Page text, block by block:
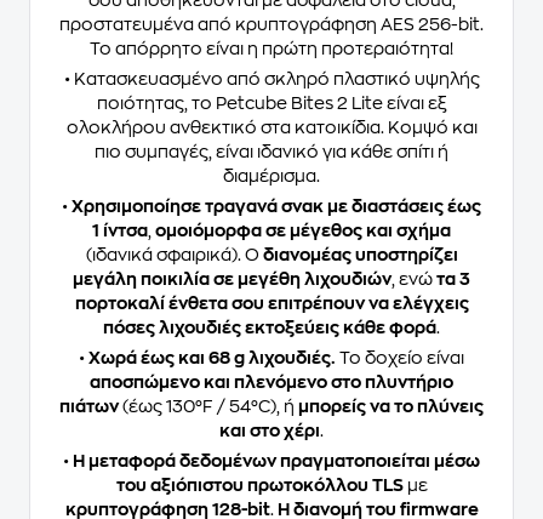
προστατευμένα από κρυπτογράφηση AES 256-bit.
Το απόρρητο είναι η πρώτη προτεραιότητα!
• Κατασκευασμένο από σκληρό πλαστικό υψηλής
ποιότητας, το Petcube Bites 2 Lite είναι εξ
ολοκλήρου ανθεκτικό στα κατοικίδια. Κομψό και
πιο συμπαγές, είναι ιδανικό για κάθε σπίτι ή
διαμέρισμα.
• Χρησιμοποίησε τραγανά σνακ με διαστάσεις έως
1 ίντσα ομοιόμορφα σε μέγεθος και σχήμα
(ιδανικά σφαιρικά). Ο διανομέας υποστηρίζει
μεγάλη ποικιλία σε μεγέθη λιχουδιών, ενώ τα 3
πορτοκαλί ένθετα σου επιτρέπουν να ελέγχεις
πόσες λιχουδιές εκτοξεύεις κάθε φορά.
• Χωρά έως και 68 g λιχουδιές. Το δοχείο είναι
αποσπώμενο και πλενόμενο στο πλυντήριο
πιάτων(έως 130°F / 54°C), ή μπορείς να το πλύνεις
και στο χέρι.
• Η μεταφορά δεδομένων πραγματοποιείται μέσω
του αξιόπιστου πρωτοκόλλου TLSμε
κρυπτογράφηση 128-bit. Η διανομή του firmware